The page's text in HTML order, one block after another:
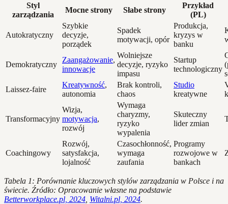
Styl
zarządzania
Mocne strony Słabe strony
Przykład
(PL)
Autokratyczny
Szybkie
decyzje,
porządek
Spadek
motywacji, opór
Produkcja,
kryzys w
banku
Demokratyczny
Zaangażowanie,
innowacje
Wolniejsze
decyzje, ryzyko
impasu
Startup
technologiczny
Laissez-faire
Kreatywność,
autonomia
Brak kontroli,
chaos
Studio
kreatywne
Transformacyjny
Wizja,
motywacja,
rozwój
Wymaga
charyzmy,
ryzyko
wypalenia
Skuteczny
lider zmian
Coachingowy
Rozwój,
satysfakcja,
lojalność
Czasochłonność,
wymaga
zaufania
Programy
rozwojowe w
bankach
Tabela 1: Porównanie kluczowych stylów zarządzania w Polsce i na
świecie. Źródło: Opracowanie własne na podstawie
Betterworkplace.pl, 2024 Witalni.pl, 2024.